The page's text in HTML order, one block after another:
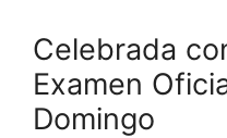
Celebrada
Examen
Domingo